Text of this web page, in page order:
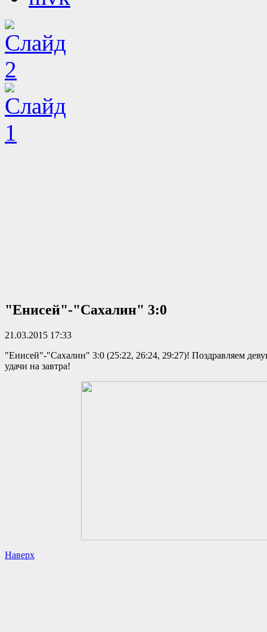
"Енисей"-"Сахалин" 3:0
21.03.2015 17:33
"Енисей"-"Сахалин" 3:0 (25:22, 26:24, 29:27)! Поздравляем
удачи на завтра!
Наверх